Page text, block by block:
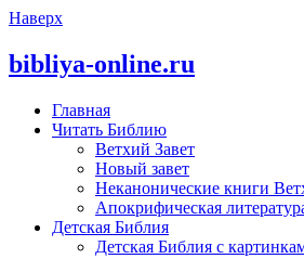
Наверх
bibliya-online.ru
Главная
Читать Библию
Ветхий Завет
Новый завет
Неканонические книги
Апокрифическая
Детская Библия
Детская Библия с